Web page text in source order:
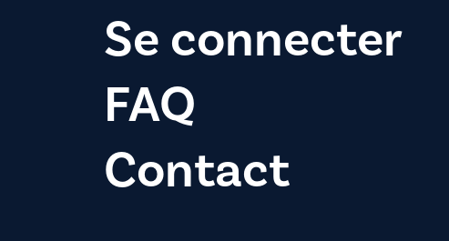
Se connecter
FAQ
Contact